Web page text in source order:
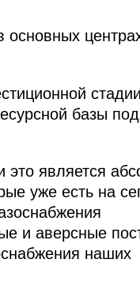
основных
базы под
это является
уже есть на
и аверсные
наших